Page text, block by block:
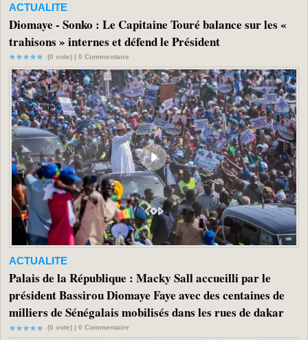
ACTUALITE
Diomaye - Sonko : Le Capitaine Touré balance sur les «
trahisons » internes et défend le Président
(0 vote) | 0 Commentaire
ACTUALITE
Palais de la République : Macky Sall accueilli par le
président Bassirou Diomaye Faye avec des centaines de
milliers de Sénégalais mobilisés dans les rues de dakar
(0 vote) | 0 Commentaire